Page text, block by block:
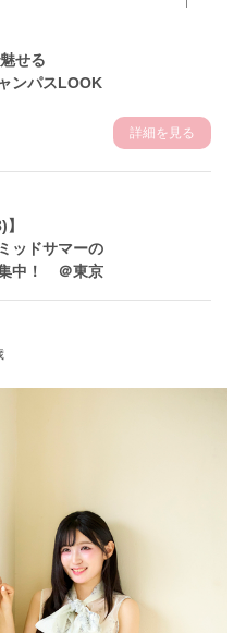
せる
ンパスLOOK
詳細を見る
ッドサマーの
中！ ＠東京